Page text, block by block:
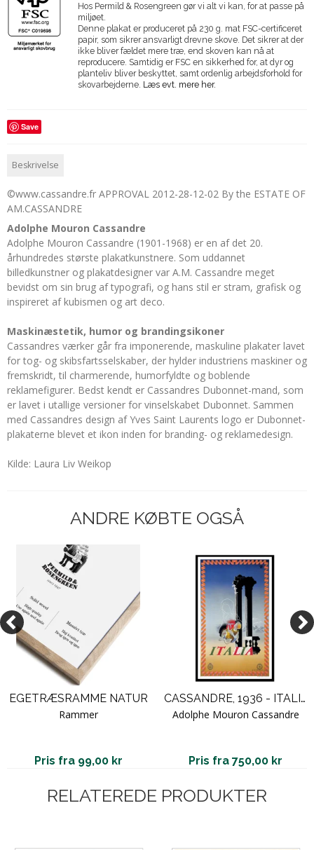
Hos Permild & Rosengreen gør vi alt vi kan, for at passe på
miljøet.
Denne plakat er produceret på 230 g. mat FSC-certificeret
papir, som sikrer ansvarligt drevne skove. Det sikrer at der
ikke bliver fældet mere træ, end skoven kan nå at
reproducere. Samtidig er FSC en sikkerhed for, at dyr og
planteliv bliver beskyttet, samt ordenlig arbejdsforhold for
skovarbejderne. Læs evt. mere her.
Save
Beskrivelse
©www.cassandre.fr APPROVAL 2012-28-12-02 By the ESTATE OF
AM.CASSANDRE
Adolphe Mouron Cassandre
Adolphe Mouron Cassandre (1901-1968) er en af det 20.
århundredes største plakatkunstnere. Som uddannet
billedkunstner og plakatdesigner var A.M. Cassandre meget
bevidst om sin brug af typografi, og hans stil er stram, grafisk og
inspireret af kubismen og art deco.
Maskinæstetik, humor og brandingsikoner
Cassandres værker går fra imponerende, maskuline plakater lavet
for tog- og skibsfartsselskaber, der hylder industriens maskiner og
fremskridt, til charmerende, humorfyldte og boblende
reklamefigurer. Bedst kendt er Cassandres Dubonnet-mand, som
er lavet i utallige versioner for vinselskabet Dubonnet. Sammen
med Cassandres design af Yves Saint Laurents logo er Dubonnet-
plakaterne blevet et ikon inden for branding- og reklamedesign.
Kilde: Laura Liv Weikop
ANDRE KØBTE OGSÅ
EGETRÆSRAMME NATUR
Rammer
Pris fra 99,00 kr
CASSANDRE, 1936 - ITALIA ART
Adolphe Mouron Cassandre
Pris fra 750,00 kr
RELATEREDE PRODUKTER